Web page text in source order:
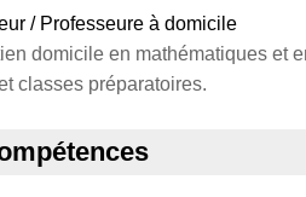
/ Professeure à domicile
domicile en mathématiques et
classes préparatoires.